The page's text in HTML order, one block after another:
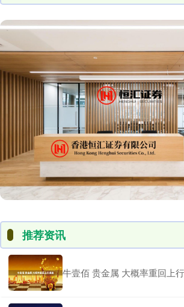
推荐资讯
牛壹佰 贵金属 大概率重回上